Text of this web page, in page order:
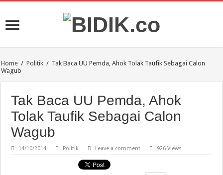
Home / Politik / Tak Baca UU Pemda, Ahok Tolak Taufik Sebagai Calon
Wagub
Tak Baca UU Pemda, Ahok
Tolak Taufik Sebagai Calon
Wagub
14/10/2014 Politik Leave a comment 926 Views